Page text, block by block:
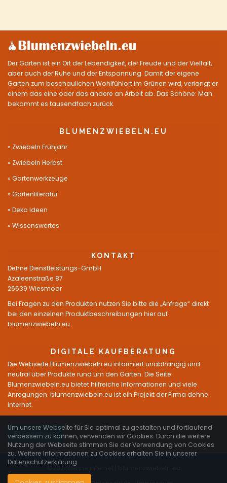
Der Garten ist ein Ort der Lebendigkeit, der Freude und der Vielfalt,
aber auch der Ruhe und der Entspannung. Damit der eigene
Garten zum beschaulichen Wohlfühlort im Grünen wird, verlangt er
einem das eine oder das andere an Arbeit ab. Das Schöne: Man
bekommt es tausendfach zurück.
BLUMENZWIEBELN.EU
Zwiebeln Frühjahr
Zwiebeln Herbst
Gartenwerkzeuge
Gartenliteratur
Deko Ideen
Wissenswertes
KONTAKT
Dehne Dienstleistungs-GmbH
Azaleenstraße 87
26639 Wiesmoor
Bei Fragen zu den Produkten nutzen Sie bitte die „Anfrage“ direkt
bei den einzelnen Produktbeschreibungen hier auf
blumenzwiebeln.eu.
DIGITALE KAUFBERATUNG
Die Webseite Blumenzwiebeln.eu informiert unabhängig und
neutral über Produkte rund um den Garten. Die Seite
Blumenzwiebeln.eu bietet hilfreiche Informationen und viele
Anregungen. blumenzwiebeln.eu ist ein Projekt der Firma dehne
internet.
Facebook
©2021 dehne internet |
Um unsere Webseite für Sie optimal zu gestalten und fortlaufend
verbessern zu können, verwenden wir Cookies. Durch die weitere
Nutzung der Webseite stimmen Sie der Verwendung von Cookies
zu. Weitere Informationen zu Cookies erhalten Sie in unserer
Datenschutzerklärung